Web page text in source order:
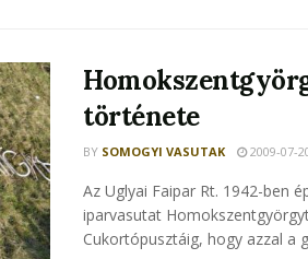
története
BY SOMOGYI VASUTAK 2009-07-
Az Uglyai Faipar Rt. 1942-ben
iparvasutat
Cukortópusztáig, hogy azzal a